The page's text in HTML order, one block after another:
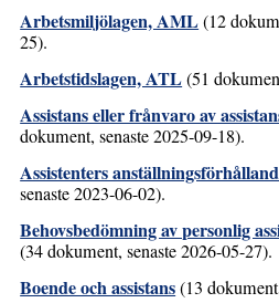
Arbetsmiljölagen, AML(12
25).
Arbetstidslagen, ATL(51
Assistans eller frånvaro av
dokument, senaste 2025-09-18).
Assistenters
senaste 2023-06-02).
Behovsbedömning av personlig
(34 dokument, senaste 2026-05-27).
Boende och assistans(13